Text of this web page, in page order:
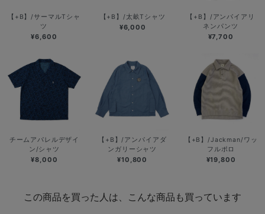
【+B】/サーマルTシャ
ツ
¥6,600
【+B】/太畝Tシャツ
¥6,000
【+B】/アンパイアリ
ネンパンツ
¥7,700
チームアパレルデザイ
ン/シャツ
¥8,000
【+B】/アンパイアダ
ンガリーシャツ
¥10,800
【+B】/Jackman/ワッ
フルポロ
¥19,800
この商品を買った人は、こんな商品も買っています